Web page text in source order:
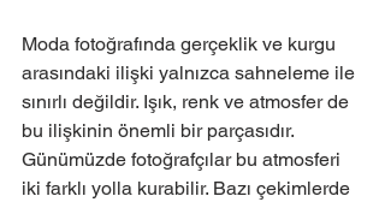
Moda fotoğrafında gerçeklik ve kurgu
arasındaki ilişki yalnızca sahneleme ile
sınırlı değildir. Işık, renk ve atmosfer de
bu ilişkinin önemli bir parçasıdır.
Günümüzde fotoğrafçılar bu atmosferi
iki farklı yolla kurabilir. Bazı çekimlerde